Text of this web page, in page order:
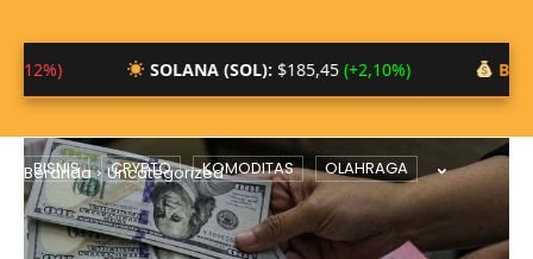
SOLANA (SOL):$185,45(+2,10%) BTC/IDR: Rp
Beranda Uncategorized
UNCATEGORIZED
BISNIS CRYPTO KOMODITAS OLAHRAGA